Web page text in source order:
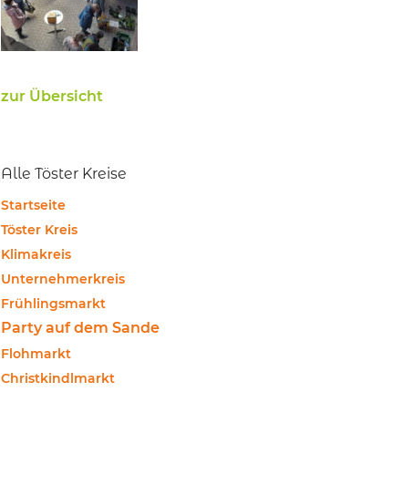
zur Übersicht
Alle Töster Kreise
Startseite
Töster Kreis
Klimakreis
Unternehmerkreis
Frühlingsmarkt
Party auf dem Sande
Flohmarkt
Christkindlmarkt